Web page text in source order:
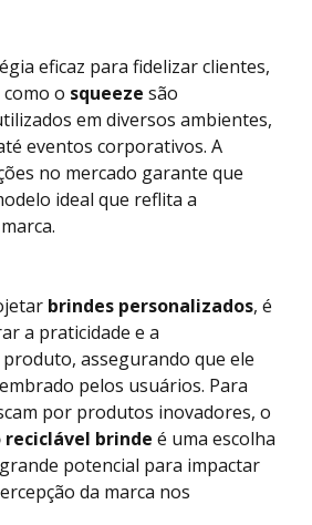
eficaz para fidelizar clientes,
o squeeze são
em diversos ambientes,
eventos corporativos. A
no mercado garante que
ideal que reflita a
brindes personalizados, é
a praticidade e a
assegurando que ele
pelos usuários. Para
por produtos inovadores, o
brinde é uma escolha
potencial para impactar
da marca nos